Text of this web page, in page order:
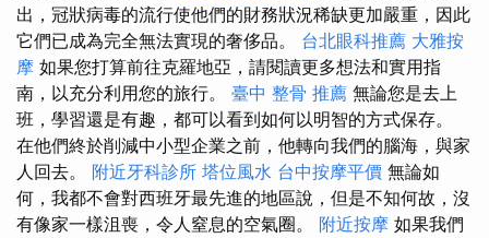
出，冠狀病毒的流行使他們的財務狀況稀缺更加嚴重，因此
它們已成為完全無法實現的奢侈品。 台北眼科推薦 大雅按
摩 如果您打算前往克羅地亞，請閱讀更多想法和實用指
南，以充分利用您的旅行。 臺中 整骨 推薦 無論您是去上
班，學習還是有趣，都可以看到如何以明智的方式保存。
在他們終於削減中小型企業之前，他轉向我們的腦海，與家
人回去。 附近牙科診所 塔位風水 台中按摩平價 無論如
何，我都不會對西班牙最先進的地區說，但是不知何故，沒
有像家一樣沮喪，令人窒息的空氣圈。 附近按摩 如果我們